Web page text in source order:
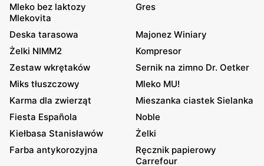
Mleko bez laktozy
Mlekovita
Gres
Deska tarasowa
Majonez Winiary
Żelki NIMM2
Kompresor
Zestaw wkrętaków
Sernik na zimno Dr. Oetker
Miks tłuszczowy
Mleko MU!
Karma dla zwierząt
Mieszanka ciastek Sielanka
Fiesta Española
Noble
Kiełbasa Stanisławów
Żelki
Farba antykorozyjna
Ręcznik papierowy
Carrefour